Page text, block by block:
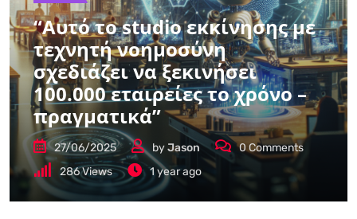
“Αυτό το studio εκκίνησης με
τεχνητή νοημοσύνη
σχεδιάζει να ξεκινήσει
100.000 εταιρείες το χρόνο –
πραγματικά”
27/06/2025 byJason 0Comments
286Views 1 year ago